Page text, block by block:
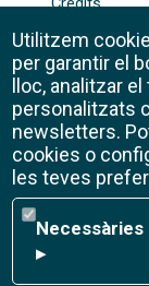
Mapa web
Política de
Avís legal
©CRAI
Creative
Utilitzem
per garantir el
lloc, analitzar
personalitzats
newsletters.
cookies o
les teves
Necessàries
Necessàries
▸